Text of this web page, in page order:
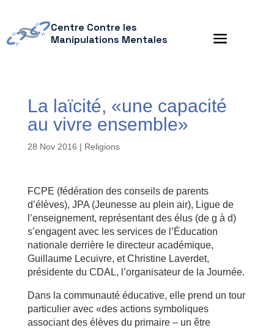
Centre Contre les
Manipulations Mentales
La laïcité, «une capacité
au vivre ensemble»
28 Nov 2016 | Religions
FCPE (fédération des conseils de parents
d’élèves), JPA (Jeunesse au plein air), Ligue de
l’enseignement, représentant des élus (de g à d)
s’engagent avec les services de l’Éducation
nationale derrière le directeur académique,
Guillaume Lecuivre, et Christine Laverdet,
présidente du CDAL, l’organisateur de la Journée.
Dans la communauté éducative, elle prend un tour
particulier avec «des actions symboliques
associant des élèves du primaire – un être